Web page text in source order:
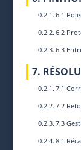
6.1
6.2
6.3
7.
7.1
7.2
7.3
8.1